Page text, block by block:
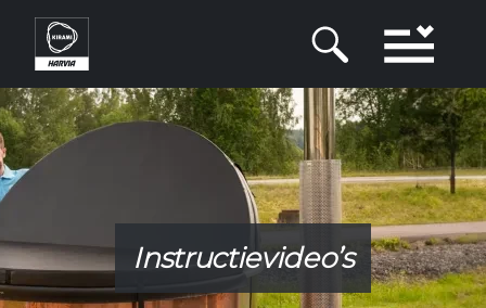
Overslaan
naar
de
inhoud
gaan
Instructievideo’s